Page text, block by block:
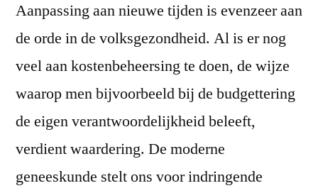
Aanpassing aan nieuwe tijden is evenzeer aan
de orde in de volksgezondheid. Al is er nog
veel aan kostenbeheersing te doen, de wijze
waarop men bijvoorbeeld bij de budgettering
de eigen verantwoordelijkheid beleeft,
verdient waardering. De moderne
geneeskunde stelt ons voor indringende